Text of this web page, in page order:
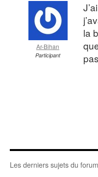
Ar-Bihan
Participant
la
Les derniers sujets du forum